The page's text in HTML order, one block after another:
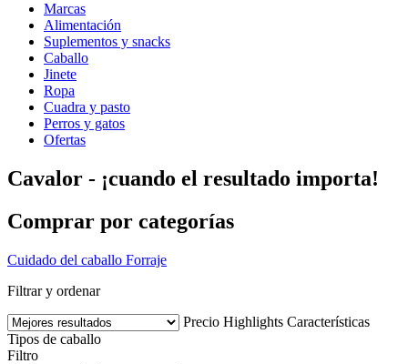
Marcas
Alimentación
Suplementos y snacks
Caballo
Jinete
Ropa
Cuadra y pasto
Perros y gatos
Ofertas
Cavalor - ¡cuando el resultado importa!
Comprar por categorías
Cuidado del caballo Forraje
Filtrar y ordenar
Precio Highlights Características
Tipos de caballo
Filtro